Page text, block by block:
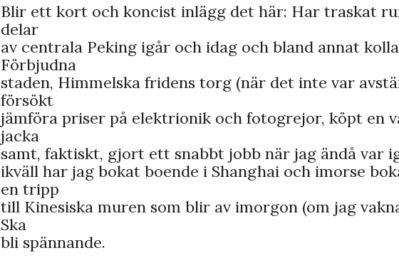
Blir ett kort och koncist inlägg det här: Har traskat
delar
av centrala Peking igår och idag och bland annat
Förbjudna
staden, Himmelska fridens torg (när det inte var
försökt
jämföra priser på elektrionik och fotogrejor, köpt en
jacka
samt, faktiskt, gjort ett snabbt jobb när jag ändå var
ikväll har jag bokat boende i Shanghai och imorse
en tripp
till Kinesiska muren som blir av imorgon (om jag
Ska
bli spännande.